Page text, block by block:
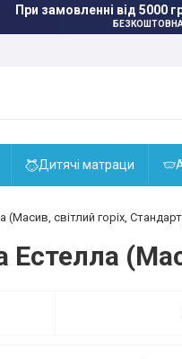
При замовленні від
Дитячі матраци
(Масив, світлий горіх,